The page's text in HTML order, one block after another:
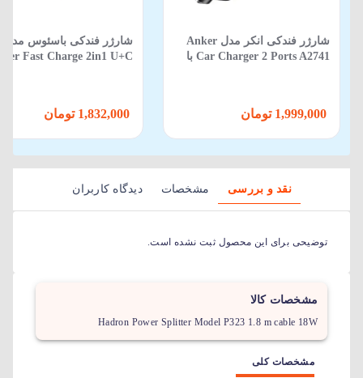
شارژر فندکی انکر مدل Anker
Car Charger 2 Ports A2741 با
Fast Charge 2in1 U+C
نقد و بررسی مشخصات دیدگاه کاربران
توضیحی برای این محصول ثبت نشده است.
مشخصات کالا
Hadron Power Splitter Model P323 1.8 m cable 18W
مشخصات کلی